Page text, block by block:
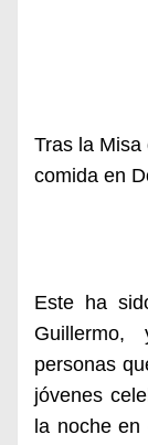
Tras la
comida en
Este ha
personas
jóvenes
la noche